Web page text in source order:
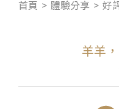
首頁 體驗分享 好
羊羊